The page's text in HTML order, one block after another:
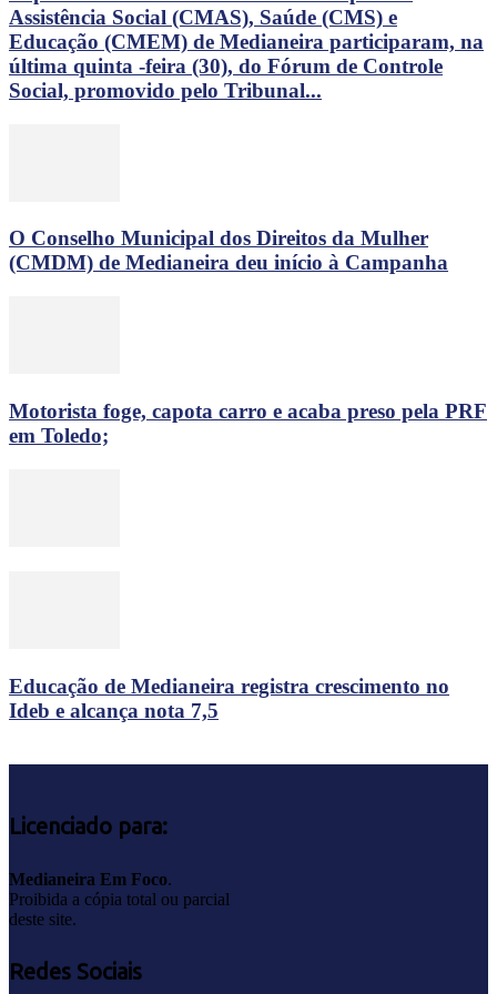
Assistência Social (CMAS), Saúde (CMS) e
Educação (CMEM) de Medianeira participaram, na
última quinta -feira (30), do Fórum de Controle
Social, promovido pelo Tribunal...
O Conselho Municipal dos Direitos da Mulher
(CMDM) de Medianeira deu início à Campanha
Motorista foge, capota carro e acaba preso pela PRF
em Toledo;
Educação de Medianeira registra crescimento no
Ideb e alcança nota 7,5
Licenciado para:
Medianeira Em Foco.
Proibida a cópia total ou parcial
deste site.
Redes Sociais